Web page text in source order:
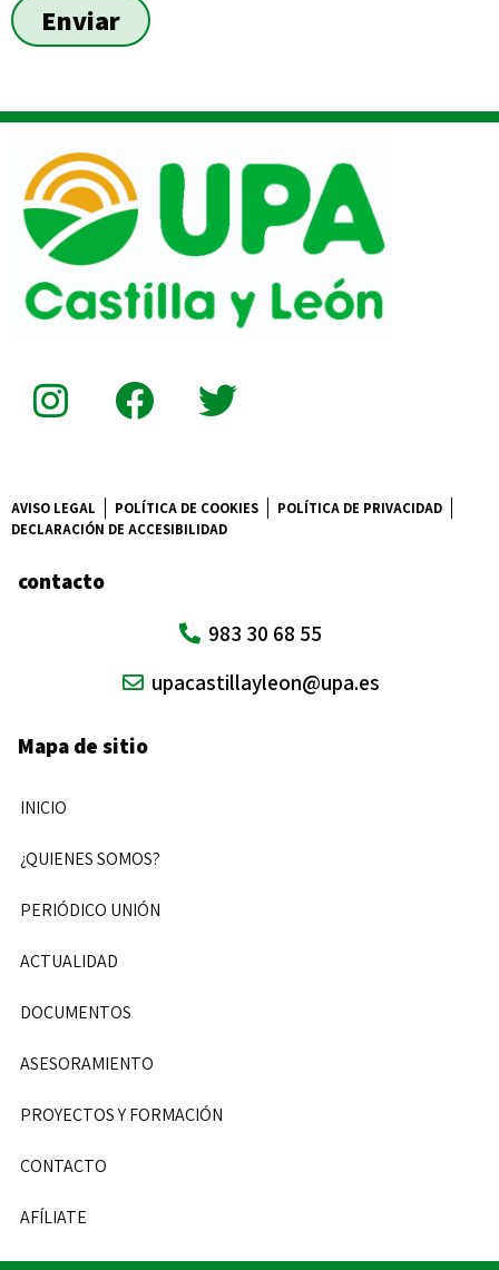
Enviar
AVISO LEGAL POLÍTICA DE COOKIES
POLÍTICA DE PRIVACIDAD
DECLARACIÓN DE ACCESIBILIDAD
contacto
983 30 68 55
upacastillayleon@upa.es
Mapa de sitio
INICIO
¿QUIENES SOMOS?
PERIÓDICO UNIÓN
ACTUALIDAD
DOCUMENTOS
ASESORAMIENTO
PROYECTOS Y FORMACIÓN
CONTACTO
AFÍLIATE